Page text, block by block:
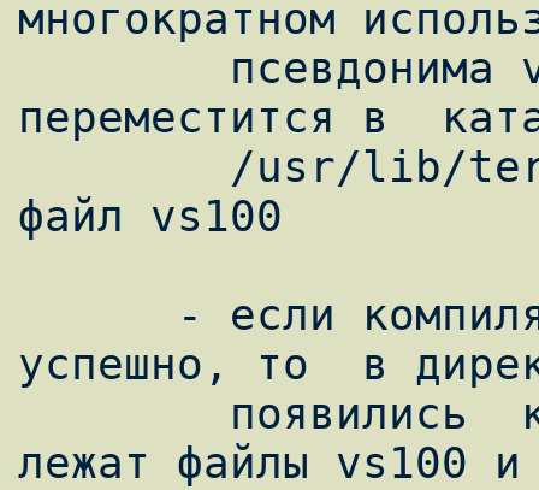
многократном
переместится в
файл vs100
успешно, то  в
лежат файлы vs100 и